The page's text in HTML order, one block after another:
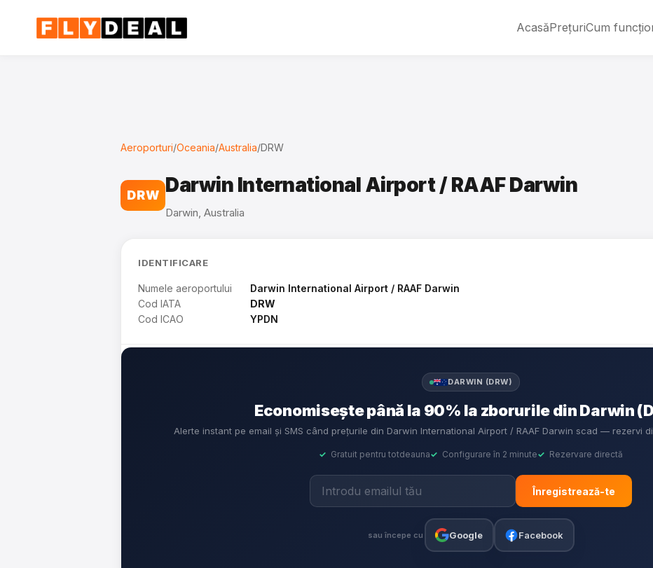
AcasăPrețuriCum
Aeroporturi/Oceania/Australia/DRW
DRW Darwin International Airport / RAAF Darwin
Darwin, Australia
IDENTIFICARE
Numele aeroportului
Darwin International Airport / RAAF Darwin
Cod IATA
DRW
Cod ICAO
YPDN
DARWIN (DRW)
Economisește până la 90% la zborurile din Darwin
Alerte instant pe email și SMS când prețurile din Darwin International Airport / RAAF Darwin scad — rezervi
✓ Gratuit pentru totdeauna✓ Configurare în 2 minute✓ Rezervare directă
Înregistrează-te
sau începe cu Google Facebook